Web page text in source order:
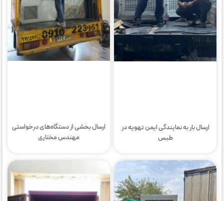
ارسال بار به نمایندگی ایمن تهویه در
طبس
ارسال بخشی از دستگاه‌های درخواستی
مهندس مختاری